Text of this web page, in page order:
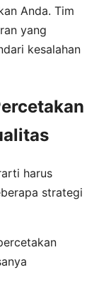
Anda. Tim
yang
kesalahan
harus
strategi